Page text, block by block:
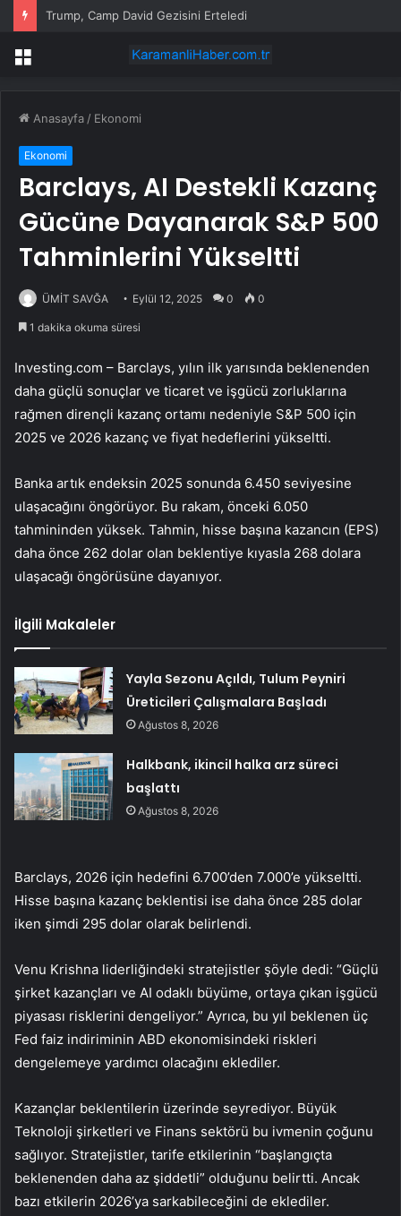
Trump, Camp David Gezisini Erteledi
Menü
Anasayfa / Ekonomi
Ekonomi
Barclays, AI Destekli Kazanç
Gücüne Dayanarak S&P 500
Tahminlerini Yükseltti
ÜMİT SAVĞA Eylül 12, 2025 0 0
1 dakika okuma süresi
Investing.com – Barclays, yılın ilk yarısında beklenenden
daha güçlü sonuçlar ve ticaret ve işgücü zorluklarına
rağmen dirençli kazanç ortamı nedeniyle S&P 500 için
2025 ve 2026 kazanç ve fiyat hedeflerini yükseltti.
Banka artık endeksin 2025 sonunda 6.450 seviyesine
ulaşacağını öngörüyor. Bu rakam, önceki 6.050
tahmininden yüksek. Tahmin, hisse başına kazancın (EPS)
daha önce 262 dolar olan beklentiye kıyasla 268 dolara
ulaşacağı öngörüsüne dayanıyor.
İlgili Makaleler
Yayla Sezonu Açıldı, Tulum Peyniri
Üreticileri Çalışmalara Başladı
Ağustos 8, 2026
Halkbank, ikincil halka arz süreci
başlattı
Ağustos 8, 2026
Barclays, 2026 için hedefini 6.700’den 7.000’e yükseltti.
Hisse başına kazanç beklentisi ise daha önce 285 dolar
iken şimdi 295 dolar olarak belirlendi.
Venu Krishna liderliğindeki stratejistler şöyle dedi: “Güçlü
şirket kazançları ve AI odaklı büyüme, ortaya çıkan işgücü
piyasası risklerini dengeliyor.” Ayrıca, bu yıl beklenen üç
Fed faiz indiriminin ABD ekonomisindeki riskleri
dengelemeye yardımcı olacağını eklediler.
Kazançlar beklentilerin üzerinde seyrediyor. Büyük
Teknoloji şirketleri ve Finans sektörü bu ivmenin çoğunu
sağlıyor. Stratejistler, tarife etkilerinin “başlangıçta
beklenenden daha az şiddetli” olduğunu belirtti. Ancak
bazı etkilerin 2026’ya sarkabileceğini de eklediler.